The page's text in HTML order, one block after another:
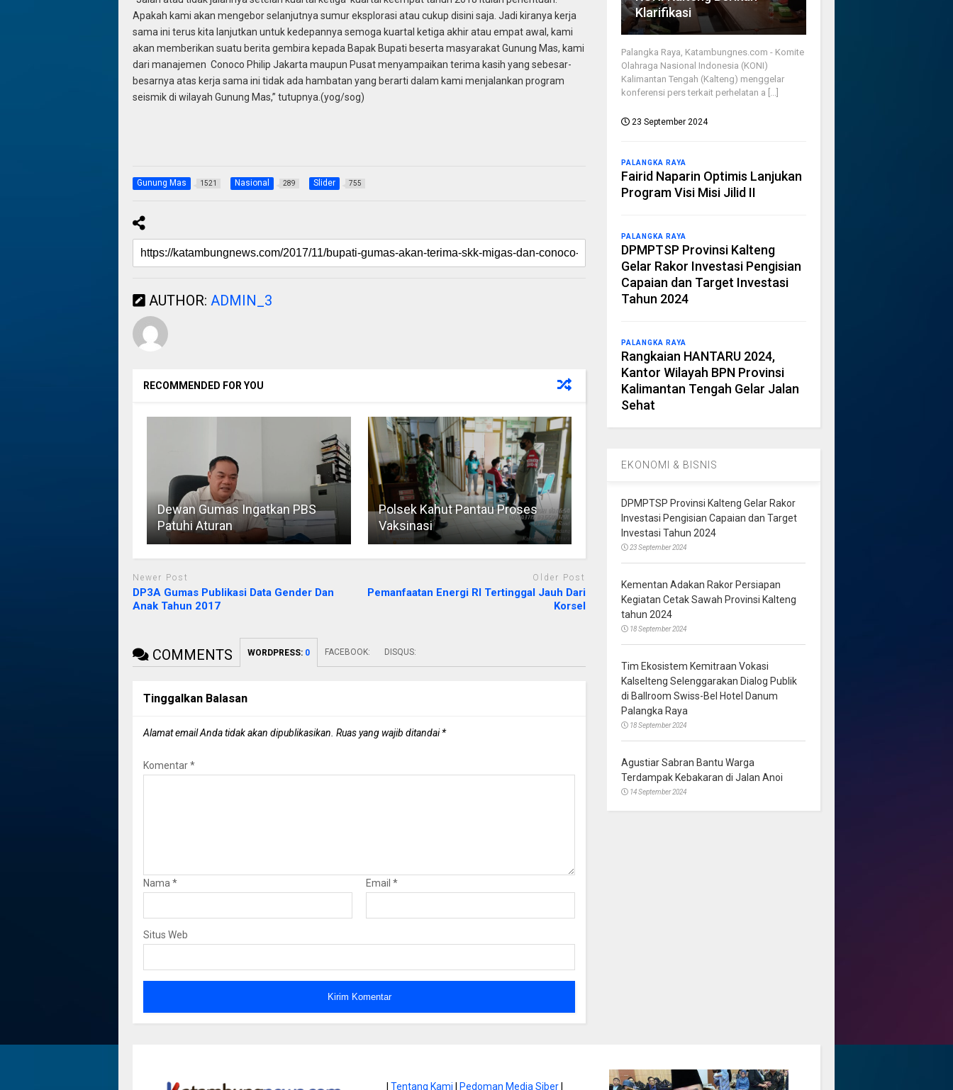
Apakah kami akan mengebor selanjutnya sumur eksplorasi atau cukup disini saja. Jadi kiranya kerja
sama ini terus kita lanjutkan untuk kedepannya semoga kuartal ketiga akhir atau empat awal, kami
akan memberikan suatu berita gembira kepada Bapak Bupati beserta masyarakat Gunung Mas, kami
dari manajemen Conoco Philip Jakarta maupun Pusat menyampaikan terima kasih yang sebesar-
besarnya atas kerja sama ini tidak ada hambatan yang berarti dalam kami menjalankan program
seismik di wilayah Gunung Mas,” tutupnya.(yog/sog)
Gunung Mas 1521 Nasional 289 Slider 755
AUTHOR: ADMIN_3
RECOMMENDED FOR YOU
Dewan Gumas Ingatkan PBS
Patuhi Aturan
Polsek Kahut Pantau Proses
Vaksinasi
Newer Post
DP3A Gumas Publikasi Data Gender Dan
Anak Tahun 2017
Older Post
Pemanfaatan Energi RI Tertinggal Jauh Dari
Korsel
COMMENTS WORDPRESS: 0 FACEBOOK: DISQUS:
Tinggalkan Balasan
Alamat email Anda tidak akan dipublikasikan. Ruas yang wajib ditandai*
Komentar*
Nama * Email *
Situs Web
Klarifikasi
Palangka Raya, Katambungnes.com - Komite
Olahraga Nasional Indonesia (KONI)
Kalimantan Tengah (Kalteng) menggelar
konferensi pers terkait perhelatan a [...]
23 September 2024
PALANGKA RAYA
Fairid Naparin Optimis Lanjukan
Program Visi Misi Jilid II
PALANGKA RAYA
DPMPTSP Provinsi Kalteng
Gelar Rakor Investasi Pengisian
Capaian dan Target Investasi
Tahun 2024
PALANGKA RAYA
Rangkaian HANTARU 2024,
Kantor Wilayah BPN Provinsi
Kalimantan Tengah Gelar Jalan
Sehat
EKONOMI & BISNIS
DPMPTSP Provinsi Kalteng Gelar Rakor
Investasi Pengisian Capaian dan Target
Investasi Tahun 2024
23 September 2024
Kementan Adakan Rakor Persiapan
Kegiatan Cetak Sawah Provinsi Kalteng
tahun 2024
18 September 2024
Tim Ekosistem Kemitraan Vokasi
Kalselteng Selenggarakan Dialog Publik
di Ballroom Swiss-Bel Hotel Danum
Palangka Raya
18 September 2024
Agustiar Sabran Bantu Warga
Terdampak Kebakaran di Jalan Anoi
14 September 2024
|Tentang Kami Pedoman Media Siber